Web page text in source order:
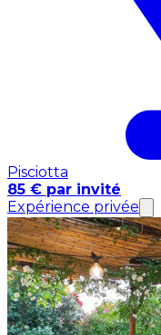
Pisciotta
85 € par invité
Expérience privée